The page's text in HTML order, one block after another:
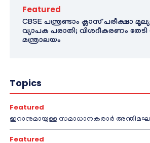
Featured
CBSE പന്ത്രണ്ടാം ക്ലാസ് പരീക്ഷാ
വ്യാപക പരാതി; വിശദീകരണം തേടി
മന്ത്രാലയം
Topics
Featured
ഇറാനുമായുള്ള സമാധാനകരാർ
Featured